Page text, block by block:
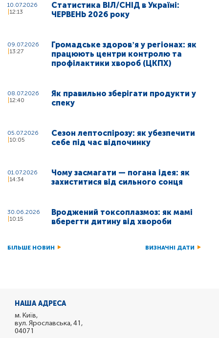
10.07.2026
12:13
Статистика ВІЛ/СНІД в Україні:
ЧЕРВЕНЬ 2026 року
09.07.2026
13:27
Громадське здоровʼя у регіонах: як
працюють центри контролю та
профілактики хвороб (ЦКПХ)
08.07.2026
12:40
Як правильно зберігати продукти у
спеку
05.07.2026
10:05
Сезон лептоспірозу: як убезпечити
себе під час відпочинку
01.07.2026
14:34
Чому засмагати — погана ідея: як
захиститися від сильного сонця
30.06.2026
10:15
Вроджений токсоплазмоз: як мамі
вберегти дитину від хвороби
БІЛЬШЕ НОВИН ВИЗНАЧНІ ДАТИ
НАША АДРЕСА
м. Київ,
вул. Ярославська, 41,
04071